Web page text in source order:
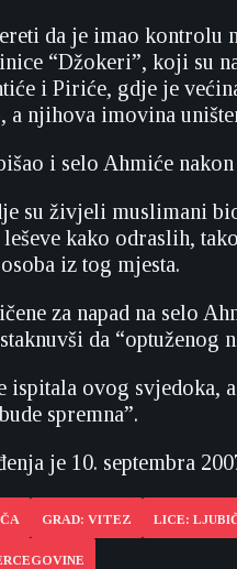
da je imao kontrolu
“Džokeri”, koji su
i Piriće, gdje je
a njihova imovina
i selo Ahmiće
su živjeli muslimani
leševe kako odraslih,
iz tog mjesta.
za napad na selo
da “optuženog
ispitala ovog svjedoka,
spremna”.
je 10. septembra
GRAD: VITEZ LICE: